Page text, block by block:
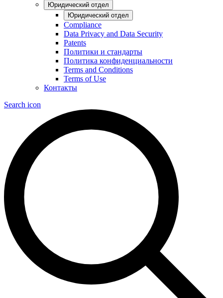
Юридический отдел
Юридический отдел
Compliance
Data Privacy and Data Security
Patents
Политики и стандарты
Политика конфиденциальности
Terms and Conditions
Terms of Use
Контакты
Search icon